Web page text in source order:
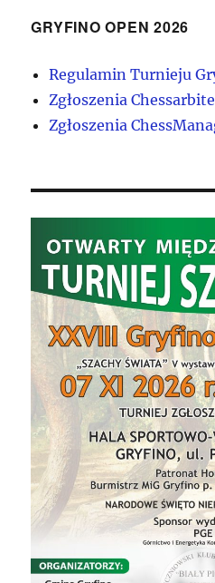
GRYFINO OPEN 2026
Regulamin Turnieju
Zgłoszenia
Zgłoszenia